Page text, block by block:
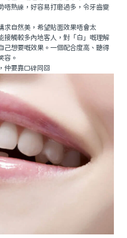
唔熟練，好容易打磨過多，令牙齒變
自然美，希望貼面效果唔會太
接觸較多內地客人，對「白」嘅理解
己想要嘅效果。一個配合度高、聽得
容。
要靠口碑同回